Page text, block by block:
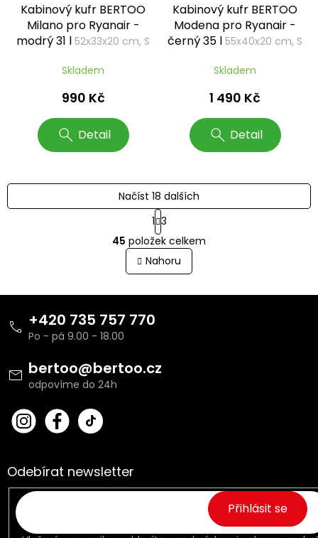
Kabinový kufr BERTOO
Milano pro Ryanair -
modrý 31 l 52x33x20 cm, S
Skladem
990 Kč
Detail
Kabinový kufr BERTOO
Modena pro Ryanair -
černý 35 l 55x40x20 cm, S
Skladem
1 490 Kč
Detail
O
v
l
á
v
Načíst 18 dalších
S
t
r
á
n
k
v
1 3
45 položek celkem
Nahoru
Z
bertoo@bertoo.cz
+420 735 757 770
bert
oo_
Fac
ebo
Odebírat newsletter
Přihlásit se